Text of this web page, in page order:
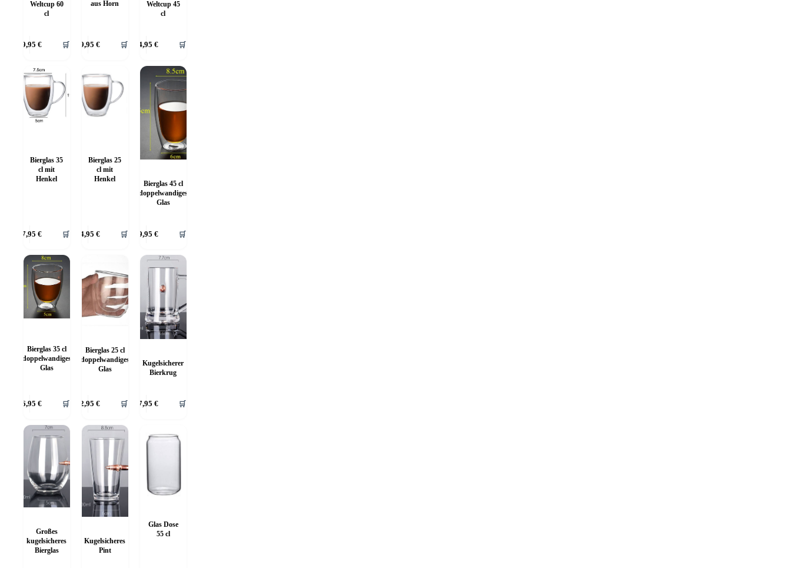
werdenWeltcup 60
cl
39,95 € 🛒
aus Horn
89,95 € 🛒
Weltcup 45
cl
34,95 € 🛒
Bierglas 35
cl mit
Henkel
27,95 € 🛒
Bierglas 25
cl mit
Henkel
24,95 € 🛒
Bierglas 45 cl
doppelwandiges
Glas
29,95 € 🛒
Bierglas 35 cl
doppelwandiges
Glas
26,95 € 🛒
Bierglas 25 cl
doppelwandiges
Glas
22,95 € 🛒
Kugelsicherer
Bierkrug
47,95 € 🛒
Großes
kugelsicheres
Bierglas
Kugelsicheres
Pint
Glas Dose
55 cl